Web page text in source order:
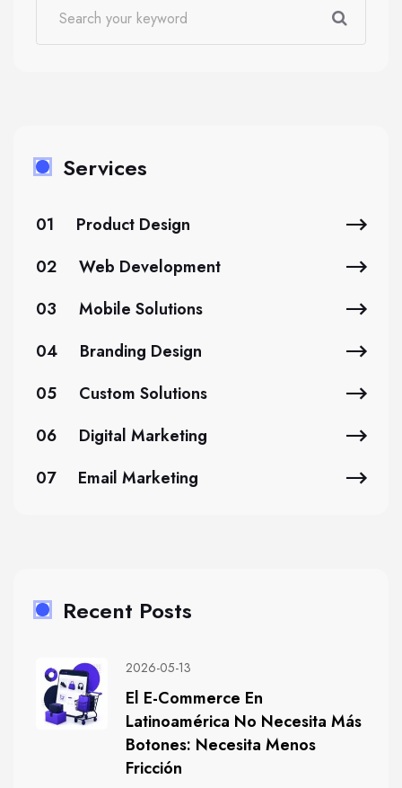
Services
01
Product Design
02
Web Development
03
Mobile Solutions
04
Branding Design
05
Custom Solutions
06
Digital Marketing
07
Email Marketing
Recent Posts
2026-05-13
El E-Commerce En
Latinoamérica No Necesita Más
Botones: Necesita Menos
Fricción